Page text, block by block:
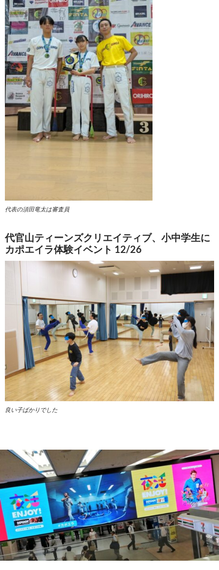
代表の須田竜太は審査員
代官山ティーンズクリエイティブ、小中学生に
カポエイラ体験イベント 12/26
良い子ばかりでした